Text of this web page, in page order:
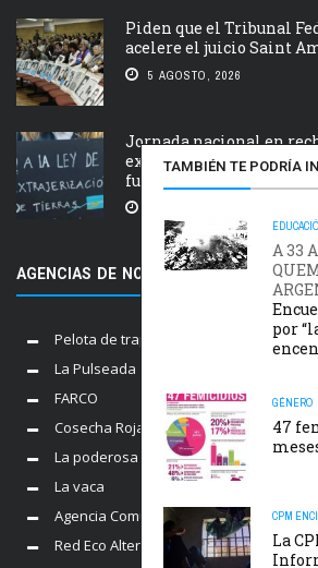
TAMBIÉN TE PODRÍA
A 33
por
GÉNERO
47
CPM
La
Piden que el Tribunal
acelere el juicio Saint
5 AGOSTO, 2026
Jornada nacional en
extranjerización de
fuego y desalojos
AGENCIAS DE NOTICIAS AMIGAS
Pelota de trapo
La Pulseada
FARCO
Cosecha Roja
La poderosa
La vaca
Agencia Comunica
Red Eco Alternativo